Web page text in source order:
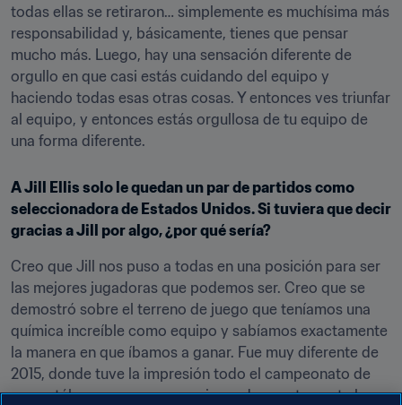
todas ellas se retiraron… simplemente es muchísima más
responsabilidad y, básicamente, tienes que pensar
mucho más. Luego, hay una sensación diferente de
orgullo en que casi estás cuidando del equipo y
haciendo todas esas otras cosas. Y entonces ves triunfar
al equipo, y entonces estás orgullosa de tu equipo de
una forma diferente.
A Jill Ellis solo le quedan un par de partidos como
seleccionadora de Estados Unidos. Si tuviera que decir
gracias a Jill por algo, ¿por qué sería?
Creo que Jill nos puso a todas en una posición para ser
las mejores jugadoras que podemos ser. Creo que se
demostró sobre el terreno de juego que teníamos una
química increíble como equipo y sabíamos exactamente
la manera en que íbamos a ganar. Fue muy diferente de
2015, donde tuve la impresión todo el campeonato de
que estábamos un poco averiguando exactamente lo